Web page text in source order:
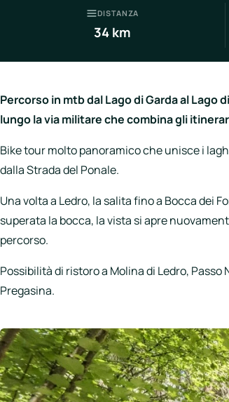
Hotels
Unisciti
a
Login
DISTANZA
34 km
Percorso in mtb dal Lago di Garda al Lago
lungo la via militare che combina gli
Bike tour molto panoramico che unisce i
dalla Strada del Ponale.
Una volta a Ledro, la salita fino a Bocca dei
superata la bocca, la vista si apre
percorso.
Possibilità di ristoro a Molina di Ledro,
Pregasina.